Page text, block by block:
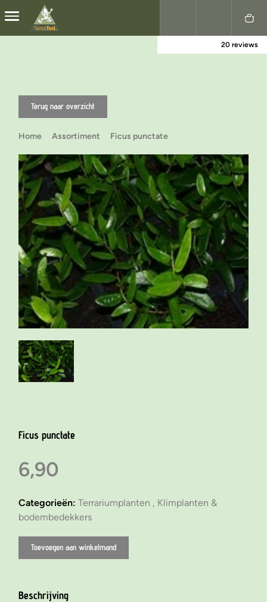
Nederlands
20 reviews
Terug naar overzicht
Home Assortiment Ficus punctate
Ficus punctate
6,90
Categorieën: Terrariumplanten , Klimplanten &
bodembedekkers
Toevoegen aan winkelmand
Beschrijving